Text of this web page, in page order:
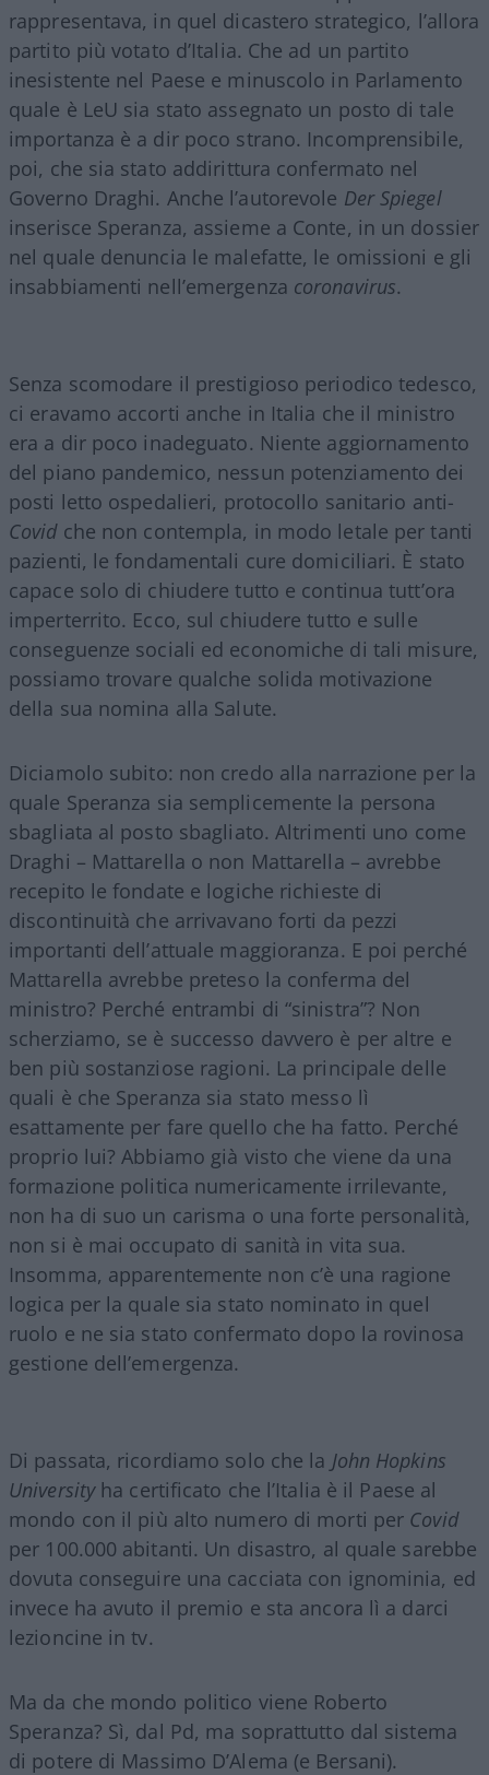
rappresentava, in quel dicastero strategico, l’allora
partito più votato d’Italia. Che ad un partito
inesistente nel Paese e minuscolo in Parlamento
quale è LeU sia stato assegnato un posto di tale
importanza è a dir poco strano. Incomprensibile,
poi, che sia stato addirittura confermato nel
Governo Draghi. Anche l’autorevole Der Spiegel
inserisce Speranza, assieme a Conte, in un dossier
nel quale denuncia le malefatte, le omissioni e gli
insabbiamenti nell’emergenza coronavirus.
Senza scomodare il prestigioso periodico tedesco,
ci eravamo accorti anche in Italia che il ministro
era a dir poco inadeguato. Niente aggiornamento
del piano pandemico, nessun potenziamento dei
posti letto ospedalieri, protocollo sanitario anti-
Covidche non contempla, in modo letale per tanti
pazienti, le fondamentali cure domiciliari. È stato
capace solo di chiudere tutto e continua tutt’ora
imperterrito. Ecco, sul chiudere tutto e sulle
conseguenze sociali ed economiche di tali misure,
possiamo trovare qualche solida motivazione
della sua nomina alla Salute.
Diciamolo subito: non credo alla narrazione per la
quale Speranza sia semplicemente la persona
sbagliata al posto sbagliato. Altrimenti uno come
Draghi – Mattarella o non Mattarella – avrebbe
recepito le fondate e logiche richieste di
discontinuità che arrivavano forti da pezzi
importanti dell’attuale maggioranza. E poi perché
Mattarella avrebbe preteso la conferma del
ministro? Perché entrambi di “sinistra”? Non
scherziamo, se è successo davvero è per altre e
ben più sostanziose ragioni. La principale delle
quali è che Speranza sia stato messo lì
esattamente per fare quello che ha fatto. Perché
proprio lui? Abbiamo già visto che viene da una
formazione politica numericamente irrilevante,
non ha di suo un carisma o una forte personalità,
non si è mai occupato di sanità in vita sua.
Insomma, apparentemente non c’è una ragione
logica per la quale sia stato nominato in quel
ruolo e ne sia stato confermato dopo la rovinosa
gestione dell’emergenza.
Di passata, ricordiamo solo che la John Hopkins
Universityha certificato che l’Italia è il Paese al
mondo con il più alto numero di morti per Covid
per 100.000 abitanti. Un disastro, al quale sarebbe
dovuta conseguire una cacciata con ignominia, ed
invece ha avuto il premio e sta ancora lì a darci
lezioncine in tv.
Ma da che mondo politico viene Roberto
Speranza? Sì, dal Pd, ma soprattutto dal sistema
di potere di Massimo D’Alema (e Bersani).